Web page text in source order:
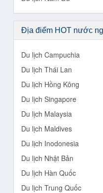
Địa điểm HOT nước
Du lịch Campuchia
Du lịch Thái Lan
Du lịch Hồng Kông
Du lịch Singapore
Du lịch Malaysia
Du lịch Maldives
Du lịch Inodonesia
Du lịch Nhật Bản
Du lịch Hàn Quốc
Du lịch Trung Quốc